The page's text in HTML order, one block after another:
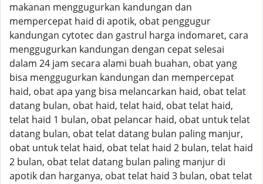
makanan menggugurkan kandungan dan
mempercepat haid di apotik, obat penggugur
kandungan cytotec dan gastrul harga indomaret, cara
menggugurkan kandungan dengan cepat selesai
dalam 24 jam secara alami buah buahan, obat yang
bisa menggugurkan kandungan dan mempercepat
haid, obat apa yang bisa melancarkan haid, obat telat
datang bulan, obat haid, telat haid, obat telat haid,
telat haid 1 bulan, obat pelancar haid, obat untuk telat
datang bulan, obat telat datang bulan paling manjur,
obat untuk telat haid, obat telat haid 2 bulan, telat haid
2 bulan, obat telat datang bulan paling manjur di
apotik dan harganya, obat telat haid 3 bulan, obat telat